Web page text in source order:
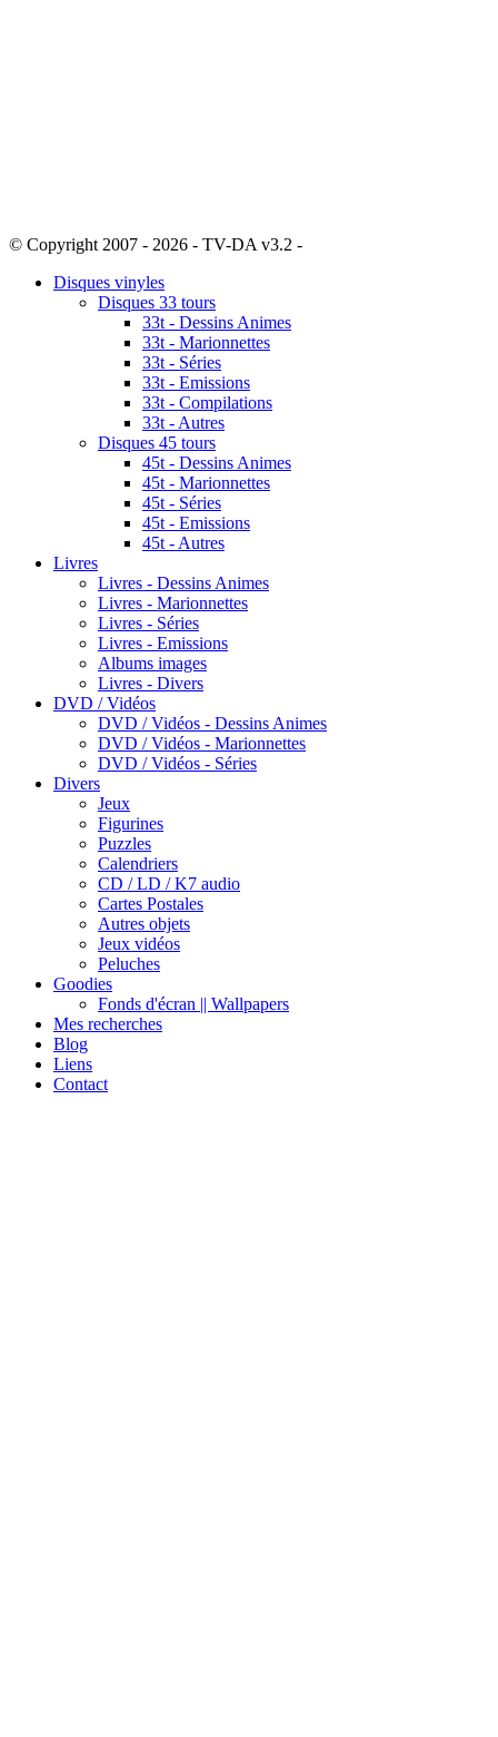
© Copyright 2007 - 2026 - TV-DA v3.2 -
Disques vinyles
Disques 33 tours
33t - Dessins Animes
33t - Marionnettes
33t - Séries
33t - Emissions
33t - Compilations
33t - Autres
Disques 45 tours
45t - Dessins Animes
45t - Marionnettes
45t - Séries
45t - Emissions
45t - Autres
Livres
Livres - Dessins Animes
Livres - Marionnettes
Livres - Séries
Livres - Emissions
Albums images
Livres - Divers
DVD / Vidéos
DVD / Vidéos - Dessins Animes
DVD / Vidéos - Marionnettes
DVD / Vidéos - Séries
Divers
Jeux
Figurines
Puzzles
Calendriers
CD / LD / K7 audio
Cartes Postales
Autres objets
Jeux vidéos
Peluches
Goodies
Fonds d'écran || Wallpapers
Mes recherches
Blog
Liens
Contact